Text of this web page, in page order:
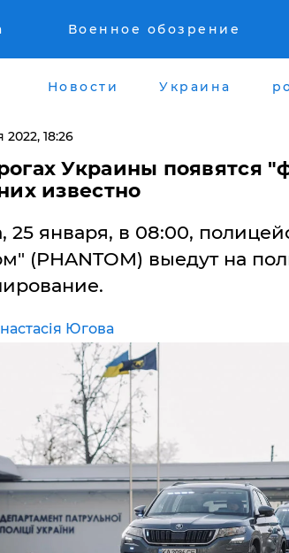
Военное обозрение
Новости Украина
18:26
Украины появятся
известно
25 января, в 08:00,
(PHANTOM) выедут на
Югова